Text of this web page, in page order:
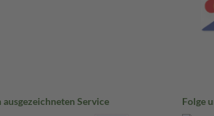
Service Folge